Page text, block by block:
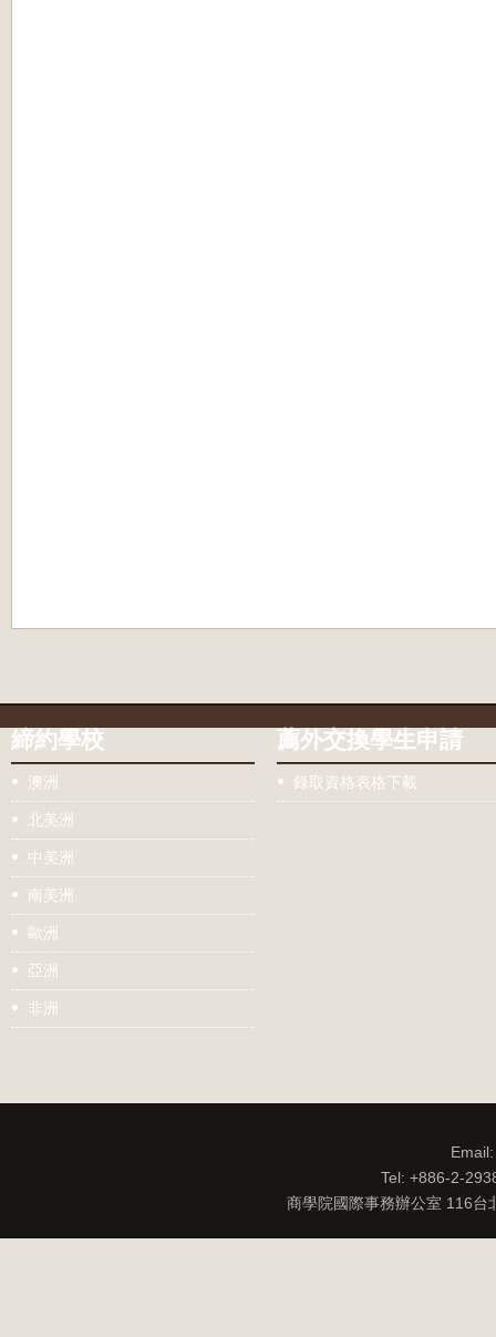
締約學校
澳洲
北美洲
中美洲
南美洲
歐洲
亞洲
非洲
薦外交換學生申請
錄取資格表格下載
Tel: +886-2-
商學院國際事務辦公室 116台